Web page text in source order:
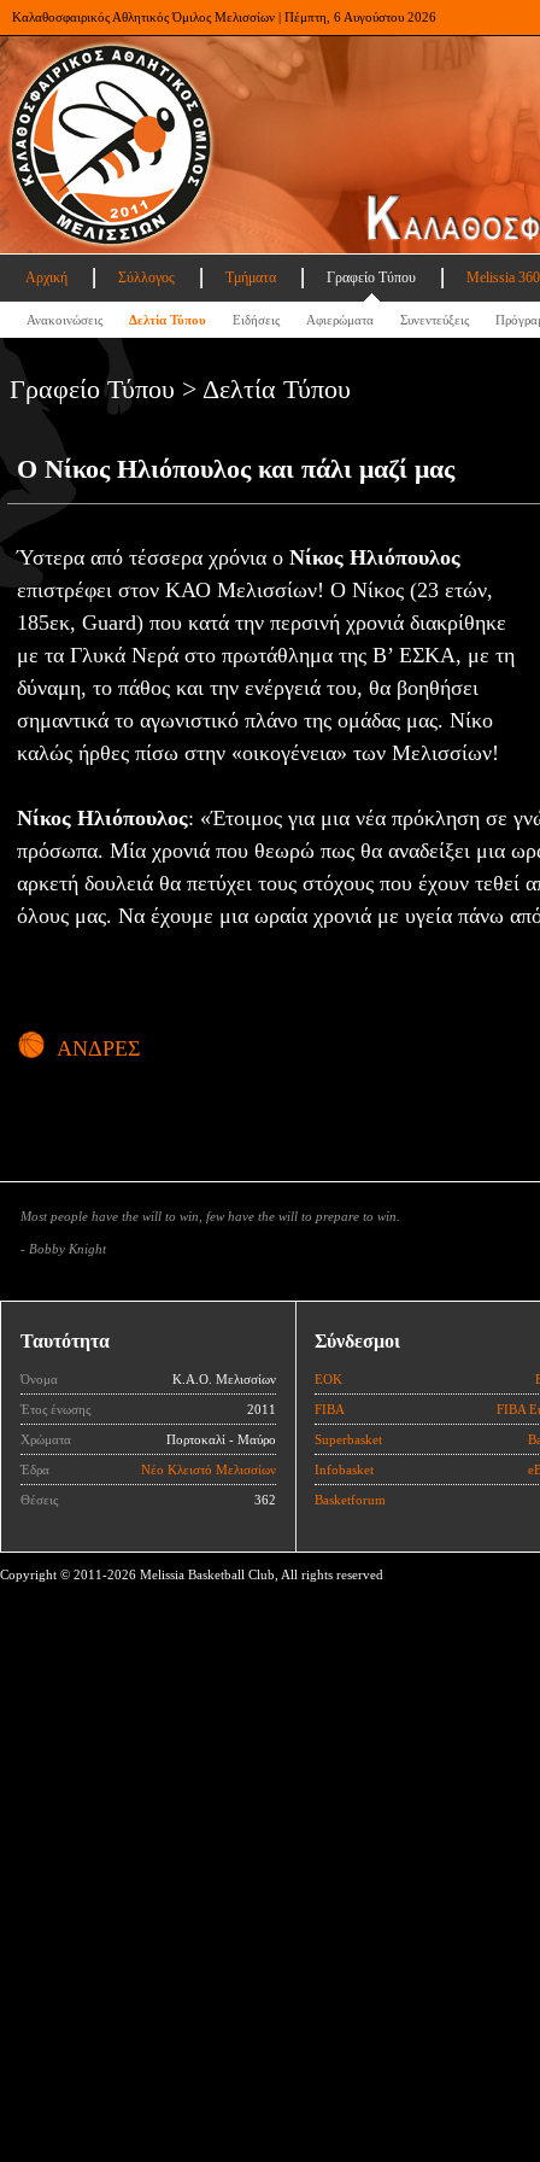
Καλαθοσφαιρικός Αθλητικός Όμιλος Μελισσίων | Πέμπτη, 6 Αυγούστου 2026
Αρχική Σύλλογος Τμήματα Γραφείο Τύπου Melissia
Ανακοινώσεις Δελτία Τύπου Ειδήσεις Αφιερώματα Συνεντεύξεις
Γραφείο Τύπου > Δελτία Τύπου
Ο Νίκος Ηλιόπουλος και πάλι μαζί μας
Ύστερα από τέσσερα χρόνια ο Νίκος Ηλιόπουλος
επιστρέφει στον ΚΑΟ Μελισσίων! Ο Νίκος (23 ετών,
185εκ, Guard) που κατά την περσινή χρονιά διακρίθηκε
με τα Γλυκά Νερά στο πρωτάθλημα της Β’ ΕΣΚΑ, με τη
δύναμη, το πάθος και την ενέργειά του, θα βοηθήσει
σημαντικά το αγωνιστικό πλάνο της ομάδας μας. Νίκο
καλώς ήρθες πίσω στην «οικογένεια» των Μελισσίων!
Νίκος Ηλιόπουλος: «Έτοιμος για μια νέα πρόκληση σε
πρόσωπα. Μία χρονιά που θεωρώ πως θα αναδείξει μια
αρκετή δουλειά θα πετύχει τους στόχους που έχουν τεθεί
όλους μας. Να έχουμε μια ωραία χρονιά με υγεία πάνω
ΑΝΔΡΕΣ
Most people have the will to win, few have the will to prepare to win.
- Bobby Knight
Ταυτότητα
Όνομα Κ.Α.Ο. Μελισσίων
Έτος ένωσης 2011
Χρώματα Πορτοκαλί - Μαύρο
Έδρα Νέο Κλειστό Μελισσίων
Θέσεις 362
Σύνδεσμοι
ΕΟΚ
FIBA FIBA
Superbasket
Infobasket
Basketforum
Copyright © 2011-2026 Melissia Basketball Club, All rights reserved